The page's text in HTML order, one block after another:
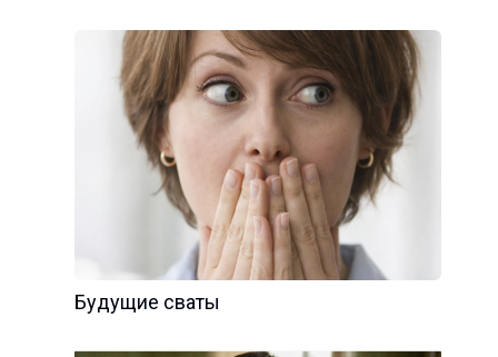
Будущие сваты